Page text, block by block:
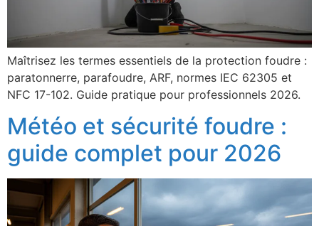
Maîtrisez les termes essentiels de la protection foudre :
paratonnerre, parafoudre, ARF, normes IEC 62305 et
NFC 17-102. Guide pratique pour professionnels 2026.
Météo et sécurité foudre :
guide complet pour 2026